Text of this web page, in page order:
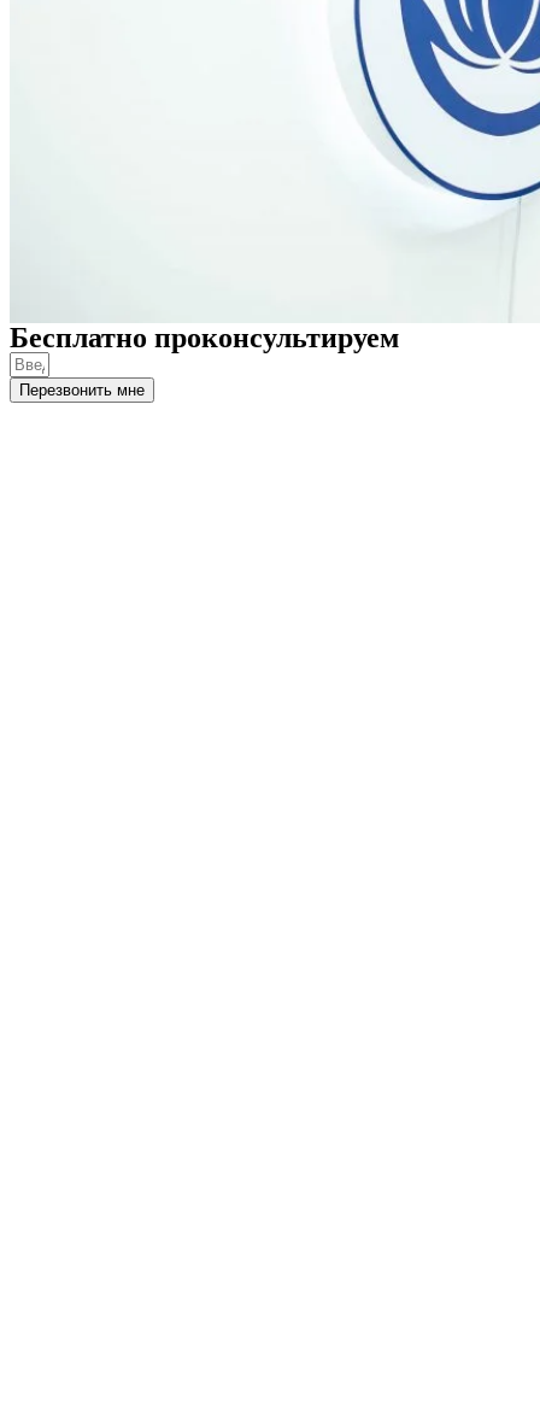
Бесплатно проконсультируем
Перезвонить мне